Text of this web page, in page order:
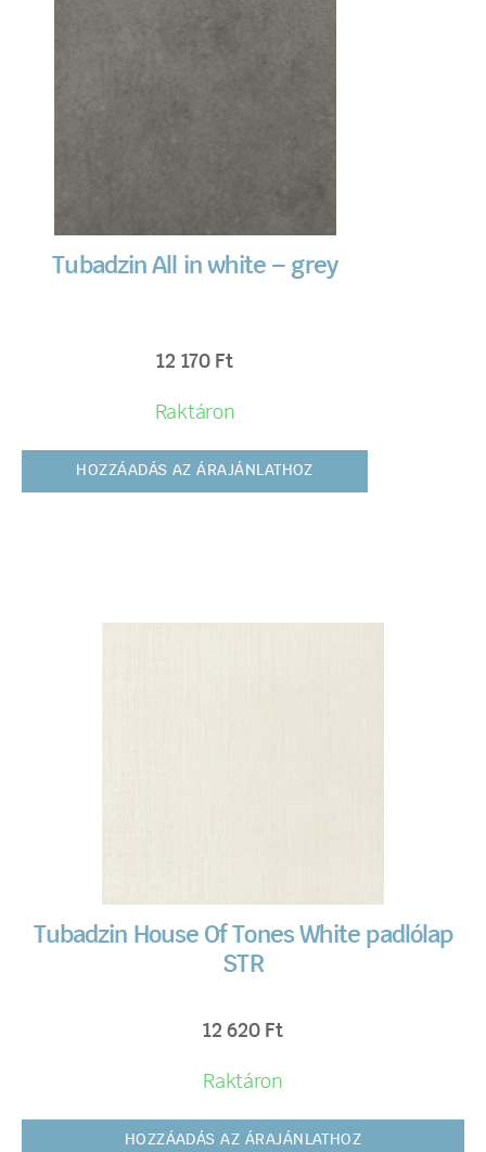
Tubadzin All in white – grey
12 170 Ft
Raktáron
HOZZÁADÁS AZ ÁRAJÁNLATHOZ
Tubadzin House Of Tones White padlólap
STR
12 620 Ft
Raktáron
HOZZÁADÁS AZ ÁRAJÁNLATHOZ